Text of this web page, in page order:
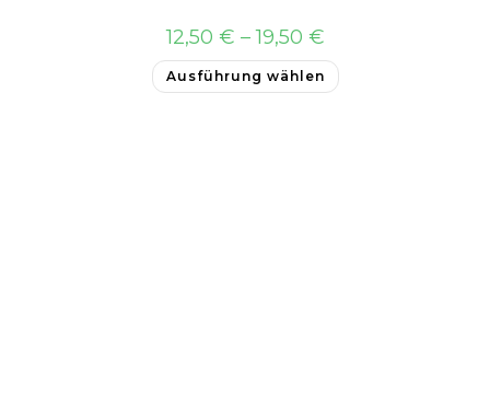
12,50 € –19,50 €
Ausführung wählen